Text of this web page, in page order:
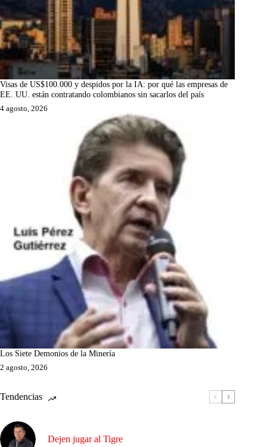
Visas de US$100.000 y despidos por la IA: por qué las empresas de
EE. UU. están contratando colombianos sin sacarlos del país
4 agosto, 2026
Los Siete Demonios de la Minería
2 agosto, 2026
Tendencias
Dejen jugar al Tigre